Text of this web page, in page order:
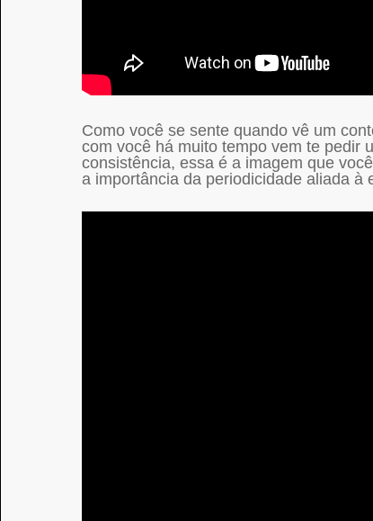
Como você se sente quando vê um
com você há muito tempo vem te pedir
consistência, essa é a imagem que
a importância da periodicidade aliada à